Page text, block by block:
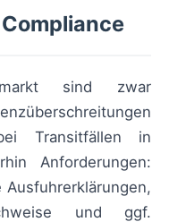
sind zwar
Transitfällen in
Anforderungen:
Ausfuhrerklärungen,
und ggf.